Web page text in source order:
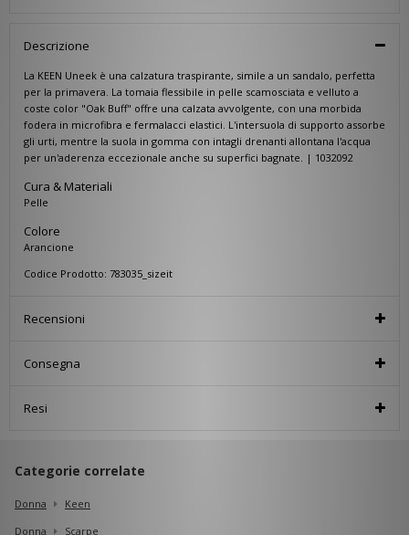
Descrizione
La KEEN Uneek è una calzatura traspirante, simile a un sandalo, perfetta
per la primavera. La tomaia flessibile in pelle scamosciata e velluto a
coste color "Oak Buff" offre una calzata avvolgente, con una morbida
fodera in microfibra e fermalacci elastici. L'intersuola di supporto assorbe
gli urti, mentre la suola in gomma con intagli drenanti allontana l'acqua
per un'aderenza eccezionale anche su superfici bagnate. | 1032092
Cura & Materiali
Pelle
Colore
Arancione
Codice Prodotto: 783035_sizeit
Recensioni
Consegna
Resi
Categorie correlate
Donna
Keen
Donna
Scarpe